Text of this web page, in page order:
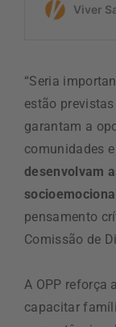
“Seria
estão
garantam a
comunidades
desenvolvam
pensamento
Comissão de
A OPP reforça
capacitar